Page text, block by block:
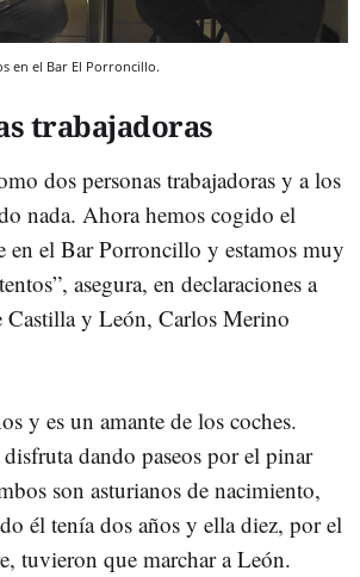
en el Bar El Porroncillo.
trabajadoras
dos personas trabajadoras y a los
nada. Ahora hemos cogido el
en el Bar Porroncillo y estamos muy
asegura, en declaraciones a
y León, Carlos Merino
y es un amante de los coches.
dando paseos por el pinar
son asturianos de nacimiento,
él tenía dos años y ella diez, por el
tuvieron que marchar a León.